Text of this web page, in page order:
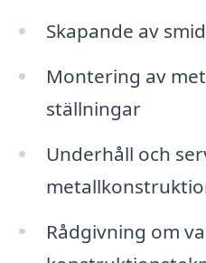
Skapande av
Montering av
ställningar
Underhåll och
Rådgivning om